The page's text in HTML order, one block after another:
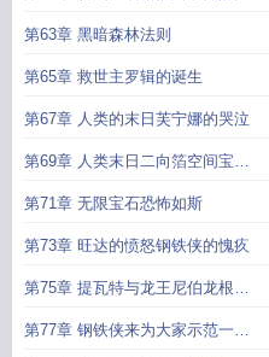
壁者计划我熟
第63章 黑暗森林法则
第65章 救世主罗辑的诞生
第67章 人类的末日芙宁娜的哭泣
第69章 人类末日二向箔空间宝石
开拍
第71章 无限宝石恐怖如斯
第73章 旺达的愤怒钢铁侠的愧疚
第75章 提瓦特与龙王尼伯龙根的
前半生
第77章 钢铁侠来为大家示范一下